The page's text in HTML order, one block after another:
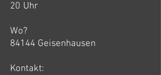
20 Uhr
Wo?
84144 Geisenhausen
Kontakt: